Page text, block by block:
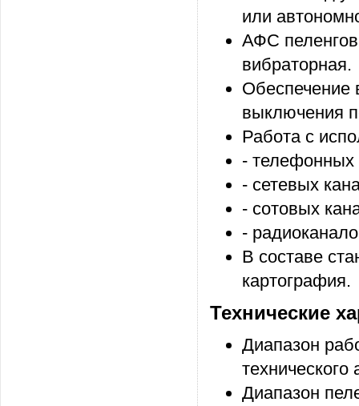
или
АФС
вибраторная.
Обеспечение
выключения
Работа с
- телефонных
- сетевых
- сотовых
-
В составе
картография.
Технические
Диапазон
Диапазон